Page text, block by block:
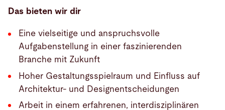
Das bieten wir dir
Eine vielseitige und anspruchsvolle
Aufgabenstellung in einer faszinierenden
Branche mit Zukunft
Hoher Gestaltungsspielraum und Einfluss auf
Architektur- und Designentscheidungen
Arbeit in einem erfahrenen, interdisziplinären